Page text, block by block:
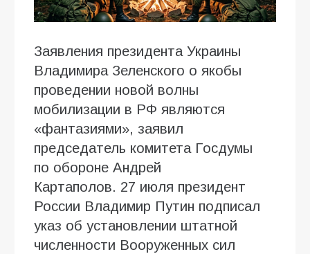
Заявления президента Украины
Владимира Зеленского о якобы
проведении новой волны
мобилизации в РФ являются
«фантазиями», заявил
председатель комитета Госдумы
по обороне Андрей
Картаполов. 27 июля президент
России Владимир Путин подписал
указ об установлении штатной
численности Вооруженных сил